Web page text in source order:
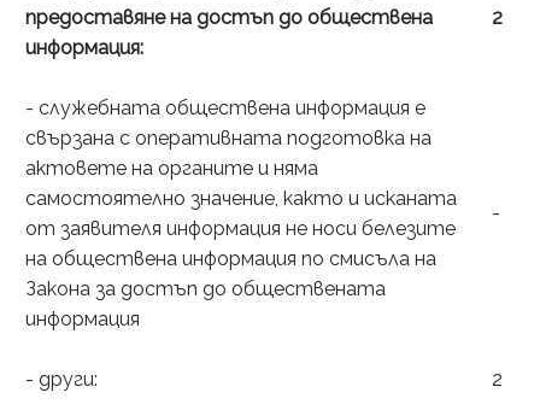
предоставяне на достъп до обществена
информация:
2
- служебната обществена информация е
свързана с оперативната подготовка на
актовете на органите и няма
самостоятелно значение, както и исканата
от заявителя информация не носи белезите
на обществена информация по смисъла на
Закона за достъп до обществената
информация
-
- други: 2